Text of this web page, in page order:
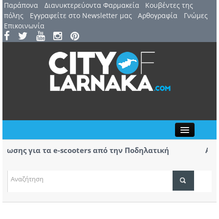
Παράπονα Διανυκτερεύοντα Φαρμακεία
Kουβέντες της
πόλης
Εγγραφείτε στο Newsletter μας Αρθογραφία
Γνώμες
Επικοινωνία
ΤΟΠΙΚΑ ΝΕΑ
για τα e-scooters από την Ποδηλατική
Αερ.